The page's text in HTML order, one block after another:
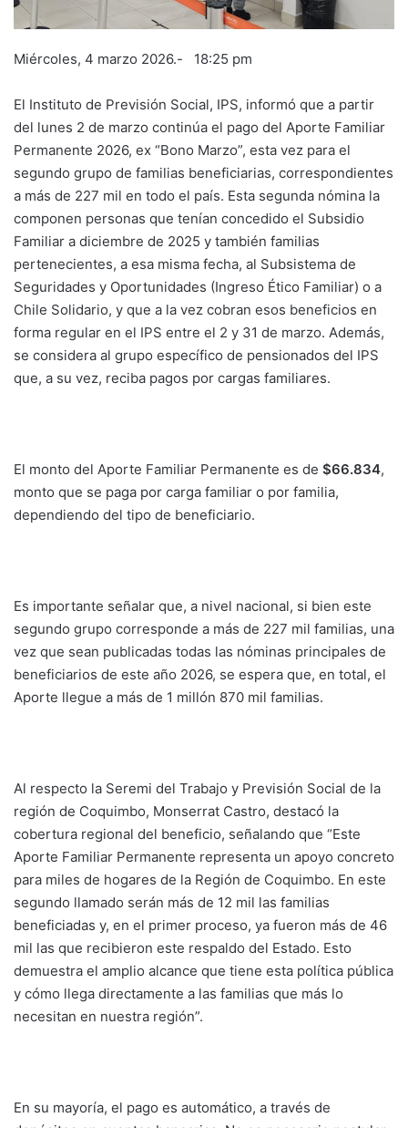
Miércoles, 4 marzo 2026.- 18:25 pm
El Instituto de Previsión Social, IPS, informó que a partir
del lunes 2 de marzo continúa el pago del Aporte Familiar
Permanente 2026, ex “Bono Marzo”, esta vez para el
segundo grupo de familias beneficiarias, correspondientes
a más de 227 mil en todo el país. Esta segunda nómina la
componen personas que tenían concedido el Subsidio
Familiar a diciembre de 2025 y también familias
pertenecientes, a esa misma fecha, al Subsistema de
Seguridades y Oportunidades (Ingreso Ético Familiar) o a
Chile Solidario, y que a la vez cobran esos beneficios en
forma regular en el IPS entre el 2 y 31 de marzo. Además,
se considera al grupo específico de pensionados del IPS
que, a su vez, reciba pagos por cargas familiares.
El monto del Aporte Familiar Permanente es de $66.834,
monto que se paga por carga familiar o por familia,
dependiendo del tipo de beneficiario.
Es importante señalar que, a nivel nacional, si bien este
segundo grupo corresponde a más de 227 mil familias, una
vez que sean publicadas todas las nóminas principales de
beneficiarios de este año 2026, se espera que, en total, el
Aporte llegue a más de 1 millón 870 mil familias.
Al respecto la Seremi del Trabajo y Previsión Social de la
región de Coquimbo, Monserrat Castro, destacó la
cobertura regional del beneficio, señalando que “Este
Aporte Familiar Permanente representa un apoyo concreto
para miles de hogares de la Región de Coquimbo. En este
segundo llamado serán más de 12 mil las familias
beneficiadas y, en el primer proceso, ya fueron más de 46
mil las que recibieron este respaldo del Estado. Esto
demuestra el amplio alcance que tiene esta política pública
y cómo llega directamente a las familias que más lo
necesitan en nuestra región”.
En su mayoría, el pago es automático, a través de